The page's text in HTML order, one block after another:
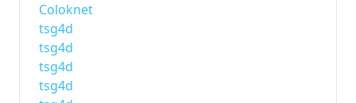
Coloknet
tsg4d
tsg4d
tsg4d
tsg4d